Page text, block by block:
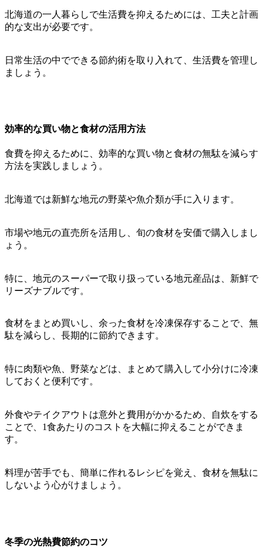
北海道の一人暮らしで生活費を抑えるためには、工夫と計画
的な支出が必要です。
日常生活の中でできる節約術を取り入れて、生活費を管理し
ましょう。
効率的な買い物と食材の活用方法
食費を抑えるために、効率的な買い物と食材の無駄を減らす
方法を実践しましょう。
北海道では新鮮な地元の野菜や魚介類が手に入ります。
市場や地元の直売所を活用し、旬の食材を安価で購入しまし
ょう。
特に、地元のスーパーで取り扱っている地元産品は、新鮮で
リーズナブルです。
食材をまとめ買いし、余った食材を冷凍保存することで、無
駄を減らし、長期的に節約できます。
特に肉類や魚、野菜などは、まとめて購入して小分けに冷凍
しておくと便利です。
外食やテイクアウトは意外と費用がかかるため、自炊をする
ことで、1食あたりのコストを大幅に抑えることができま
す。
料理が苦手でも、簡単に作れるレシピを覚え、食材を無駄に
しないよう心がけましょう。
冬季の光熱費節約のコツ